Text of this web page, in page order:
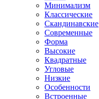
Минимализм
Классические
Скандинавские
Современные
Форма
Высокие
Квадратные
Угловые
Низкие
Особенности
Встроенные